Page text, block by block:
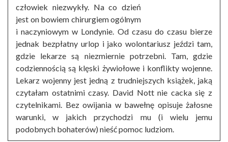
człowiek niezwykły. Na co dzień
jest on bowiem chirurgiem ogólnym
i naczyniowym w Londynie. Od czasu do czasu bierze
jednak bezpłatny urlop i jako wolontariusz jeździ tam,
gdzie lekarze są niezmiernie potrzebni. Tam, gdzie
codziennością są klęski żywiołowe i konflikty wojenne.
Lekarz wojenny jest jedną z trudniejszych książek, jaką
czytałam ostatnimi czasy. David Nott nie cacka się z
czytelnikami. Bez owijania w bawełnę opisuje żałosne
warunki, w jakich przychodzi mu (i wielu jemu
podobnych bohaterów) nieść pomoc ludziom.